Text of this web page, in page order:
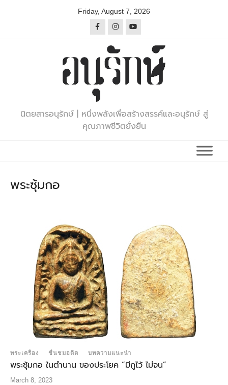
Friday, August 7, 2026
นิตยสารอนุรักษ์ | หนึ่งพลังเพื่อสร้างสรรค์และอนุรักษ์ สู่
คุณภาพชีวิตยั่งยืน
พระซุ้มกอ
พระเครื่อง ชื่นชมอดีต บทความแนะนำ
พระซุ้มกอ ในตำนาน ของประโยค “มีกูไว้ ไม่จน”
March 8, 2023